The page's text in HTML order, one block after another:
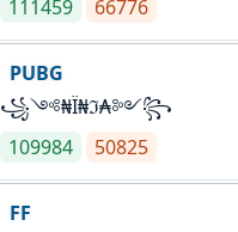
111459
66776
PUBG
꧁༺₦Ї₦ℑ₳༻꧂
109984
50825
FF